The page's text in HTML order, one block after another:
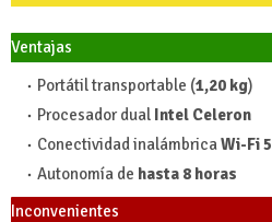
Ventajas
Portátil transportable (1,20 kg)
Procesador dual Intel Celeron
Conectividad inalámbricaWi-Fi 5
Autonomía de hasta 8 horas
Inconvenientes